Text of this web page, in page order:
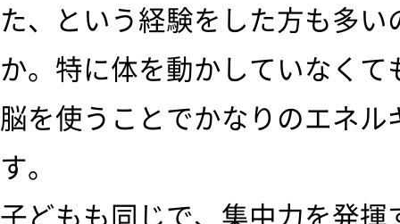
た、という経験をした方も多
か。特に体を動かしていなく
脳を使うことでかなりのエネ
す。
子どもも同じで、集中力を発